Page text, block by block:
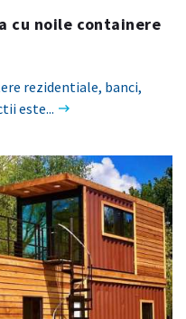
cu noile containere
rezidentiale, banci,
este...